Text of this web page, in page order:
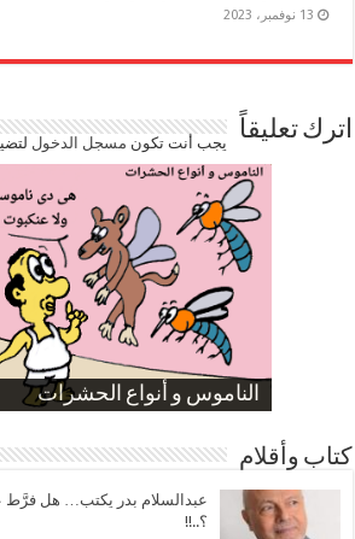
13 نوفمبر، 2023
اترك تعليقاً يجب أنت تكون مسجل الدخول
الناموس و أنواع الحشرات
الموظفين بعد ارتفاع الأسعار
ارتفاع نسبة الطلاق في مصر
صورة كاركاتيرية
صورة كاركاتيرية
كتاب وأقلام
عبدالسلام بدر يكتب… هل فرَّط
؟..!!